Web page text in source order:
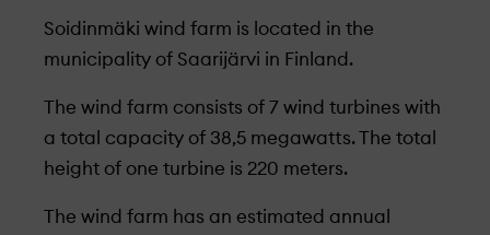
Soidinmäki wind farm is located in the
municipality of Saarijärvi in Finland.
The wind farm consists of 7 wind turbines with
a total capacity of 38,5 megawatts. The total
height of one turbine is 220 meters.
The wind farm has an estimated annual